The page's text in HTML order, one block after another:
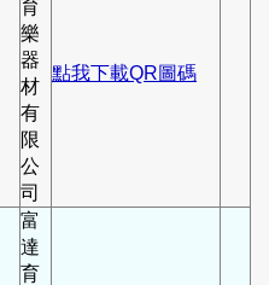
育
樂
器
材
有
限
公
司
點我下載QR圖碼
富
達
育